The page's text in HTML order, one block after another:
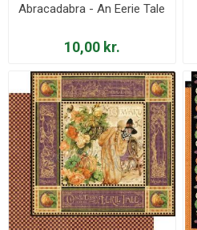
Abracadabra - An Eerie Tale
10,00 kr.